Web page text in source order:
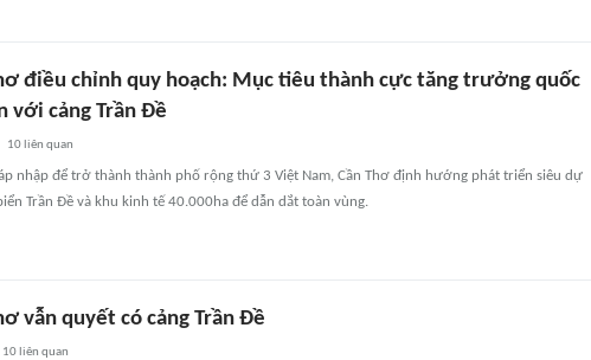
điều chỉnh quy hoạch: Mục tiêu thành cực tăng trưởng quốc
với cảng Trần Đề
10 liên quan
nhập để trở thành thành phố rộng thứ 3 Việt Nam, Cần Thơ định hướng phát triển siêu dự
Trần Đề và khu kinh tế 40.000ha để dẫn dắt toàn vùng.
vẫn quyết có cảng Trần Đề
10liên quan